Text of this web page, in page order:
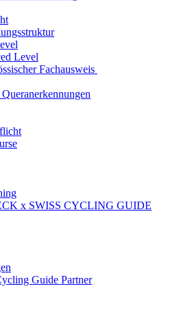
Level
Fachausweis
x SWISS CYCLING GUIDE
Guide Partner